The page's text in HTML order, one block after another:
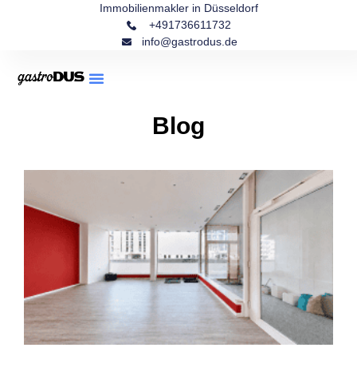
Immobilienmakler in Düsseldorf
info@gastrodus.de
+491736611732
Blog